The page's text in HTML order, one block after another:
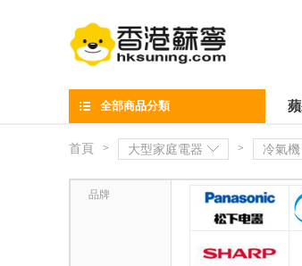
全部商品分類
首頁 > 大型家庭電器 > 冷氣機
品牌